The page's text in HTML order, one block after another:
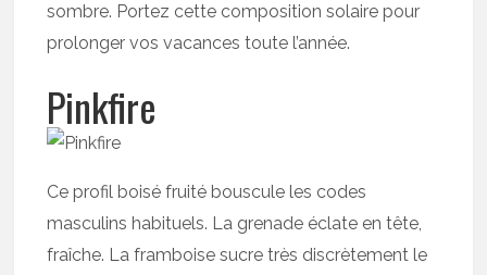
sombre. Portez cette composition solaire pour
prolonger vos vacances toute l’année.
Pinkfire
Ce profil boisé fruité bouscule les codes
masculins habituels. La grenade éclate en tête,
fraîche. La framboise sucre très discrètement le